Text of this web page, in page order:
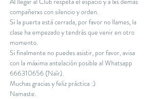
compañerxs con silencio y orden.
Si la puerta está cerrada, por favor no llames, la
clase ha empezado y tendrás que venir en otro
momento.
Si finalmente no puedes asistir, por favor, avisa
con la máxima antelación posible al Whatsapp
666310656 (Naïr).
Muchas gracias y feliz práctica :)
Namaste.